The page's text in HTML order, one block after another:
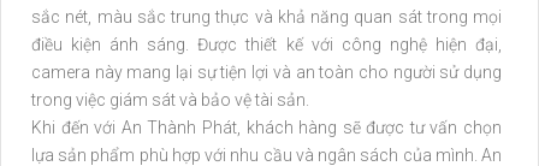
sắc nét, màu sắc trung thực và khả năng quan sát trong mọi
điều kiện ánh sáng. Được thiết kế với công nghệ hiện đại,
camera này mang lại sự tiện lợi và an toàn cho người sử dụng
trong việc giám sát và bảo vệ tài sản.
Khi đến với An Thành Phát, khách hàng sẽ được tư vấn chọn
lựa sản phẩm phù hợp với nhu cầu và ngân sách của mình. An